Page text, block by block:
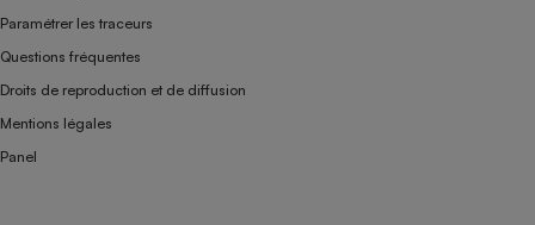
Paramétrer les traceurs
Questions fréquentes
Droits de reproduction et de diffusion
Mentions légales
Panel